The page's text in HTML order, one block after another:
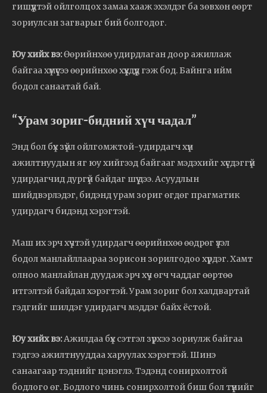
гишүүдтэй ойлголцох замаа хааж эхэлдэг ба зөвхөн өөрт
зориулсан загварыг бий болгодог.
Юу хийх вэ:Өөрийнхөө удирдлаган доор ажиллаж
байгаа хүмүүсээ өөрийнхөө хүүхдүүд гэж бод. Байнга ийм
бодол санаатай бай.
“Урам зориг-бидний хүч чадал”
Энд бол бүх зүйл ойлгомжтой-удирдагч хүн
ажилтнуудын яг юу хийгээд байгааг мэдэхийг хүсдэггүй
удирдагчид дургүй байдаг шүү дээ. Асуудлын
шийдвэрлэдэг, бидэнд урам зориг өгдөг прагматик
удирдагч бидэнд хэрэгтэй.
Маш их эрч хүчтэй удирдагч өөрийнхөө өөдрөг үзэл
бодол манлайллаараа зорисон зорилгодоо хүрдэг. Хамт
олноо манлайлан дуудаж эрч хүч өгч чаддаг өөртөө
итгэлтэй байдал хэрэгтэй. Урам зориг бол халдвартай
гэдгийг шилдэг удирдагч мэддэг байх ёстой.
Юу хийх вэ:Ажилдаа бүх сэтгэл зүрхээ зориулж байгаа
гэдгээ ажилтнууддаа харуулах хэрэгтэй. Шинэ
санаагаар тэднийг цэнэглэ. Тэдэнд сонирхолтой
бодлого өг. Бодлого чинь сонирхолтой биш бол түүнийг